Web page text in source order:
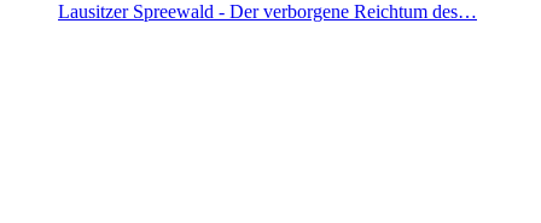
Lausitzer Spreewald - Der verborgene Reichtum des…